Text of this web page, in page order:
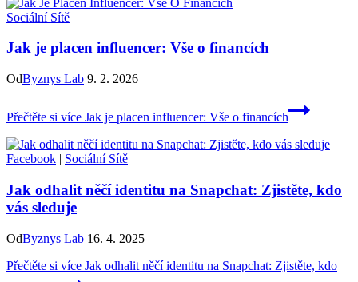
Sociální Sítě
Jak je placen influencer: Vše o financích
OdByznys Lab 9. 2. 2026
Přečtěte si více Jak je placen influencer: Vše o financích
Facebook | Sociální Sítě
Jak odhalit něčí identitu na Snapchat: Zjistěte, kdo
vás sleduje
OdByznys Lab 16. 4. 2025
Přečtěte si více Jak odhalit něčí identitu na Snapchat: Zjistěte, kdo